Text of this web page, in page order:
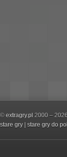
© extragry.pl 2000 –
stare gry
stare gry do